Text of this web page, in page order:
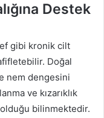
Destek
gibi kronik cilt
Doğal
nem dengesini
ve kızarıklık
bilinmektedir.